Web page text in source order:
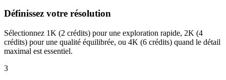
Définissez votre résolution
Sélectionnez 1K (2 crédits) pour une exploration rapide, 2K (4
crédits) pour une qualité équilibrée, ou 4K (6 crédits) quand le détail
maximal est essentiel.
3